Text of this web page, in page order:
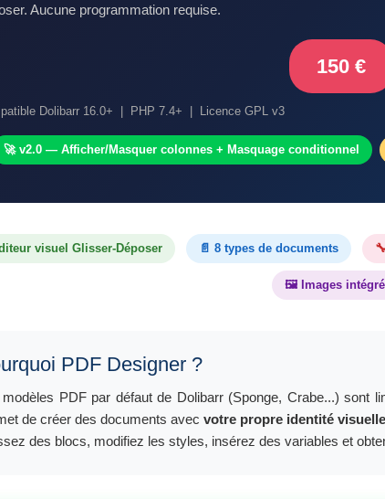
Aucune programmation requise.
150 €
Dolibarr 16.0+ | PHP 7.4+ | Licence GPL v3
🚀 v2.0 — Afficher/Masquer colonnes + Masquage conditionnel
visuel Glisser-Déposer 📄 8 types de documents
🖼️ Images
PDF Designer ?
PDF par défaut de Dolibarr (Sponge, Crabe...) sont
de créer des documents avec votre propre identité visuelle
des blocs, modifiez les styles, insérez des variables et